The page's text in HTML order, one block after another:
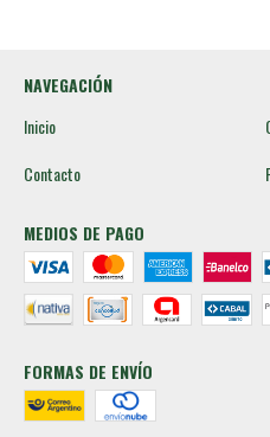
NAVEGACIÓN
Inicio
Contacto
MEDIOS DE PAGO
FORMAS DE ENVÍO